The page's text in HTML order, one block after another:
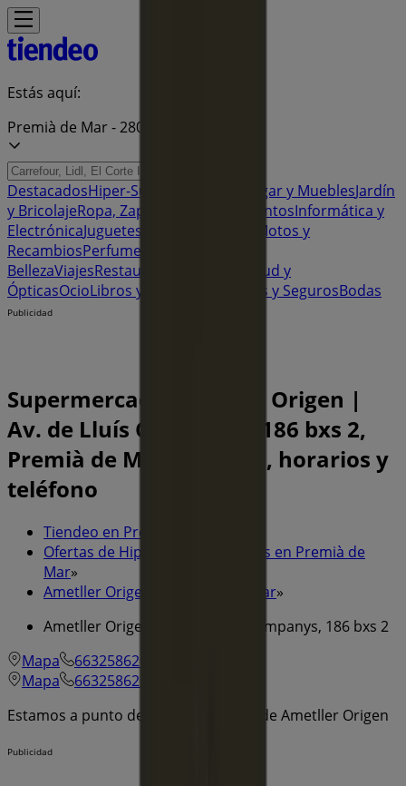
Estás aquí:
Premià de Mar - 28001
DestacadosHiper-Supermercados Hogar y MueblesJardín
y BricolajeRopa, Zapatos y ComplementosInformática y
ElectrónicaJuguetes y Bebés
Coches, Motos y
RecambiosPerfumerías y
BellezaViajesRestauración
Salud y
ÓpticasOcioLibros y Papelerías Bancos y SegurosBodas
Publicidad
Supermercado Ametller Origen |
Av. de Lluís Companys, 186 bxs 2,
Premià de Mar - Ofertas, horarios y
teléfono
Tiendeo en Premià de Mar
Ofertas de Hiper-Supermercados en Premià de
Mar»
Ametller Origen en Premià de Mar»
Ametller Origen | Av. de Lluís Companys, 186 bxs 2
Mapa
663258620
Mapa
663258620
Estamos a punto de publicar ofertas de Ametller Origen
Publicidad